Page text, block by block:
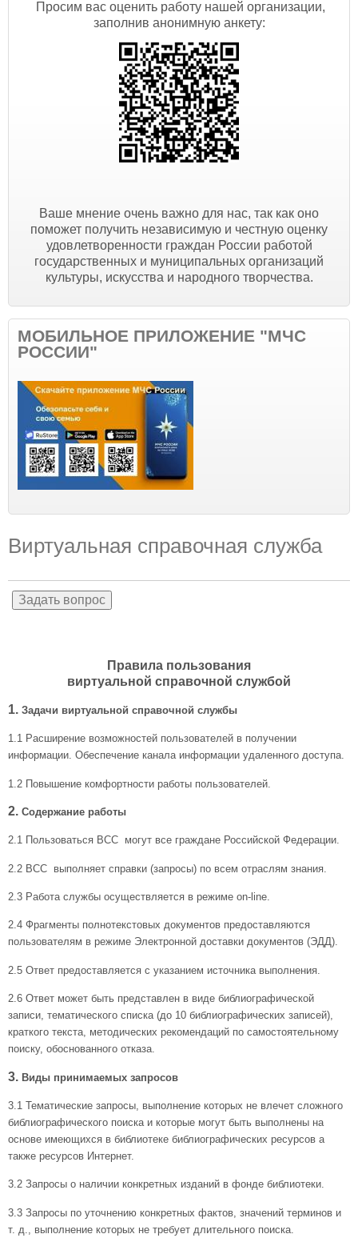
Просим вас оценить работу нашей организации,
заполнив анонимную анкету:
Ваше мнение очень важно для нас, так как оно
поможет получить независимую и честную оценку
удовлетворенности граждан России работой
государственных и муниципальных организаций
культуры, искусства и народного творчества.
МОБИЛЬНОЕ ПРИЛОЖЕНИЕ "МЧС
РОССИИ"
Виртуальная справочная служба
Правила пользования
виртуальной справочной службой
1. Задачи виртуальной справочной службы
1.1 Расширение возможностей пользователей в получении
информации. Обеспечение канала информации удаленного доступа.
1.2 Повышение комфортности работы пользователей.
2. Содержание работы
2.1 Пользоваться ВСС могут все граждане Российской Федерации.
2.2 ВСС выполняет справки (запросы) по всем отраслям знания.
2.3 Работа службы осуществляется в режиме on-line.
2.4 Фрагменты полнотекстовых документов предоставляются
пользователям в режиме Электронной доставки документов (ЭДД).
2.5 Ответ предоставляется с указанием источника выполнения.
2.6 Ответ может быть представлен в виде библиографической
записи, тематического списка (до 10 библиографических записей),
краткого текста, методических рекомендаций по самостоятельному
поиску, обоснованного отказа.
3. Виды принимаемых запросов
3.1 Тематические запросы, выполнение которых не влечет сложного
библиографического поиска и которые могут быть выполнены на
основе имеющихся в библиотеке библиографических ресурсов а
также ресурсов Интернет.
3.2 Запросы о наличии конкретных изданий в фонде библиотеки.
3.3 Запросы по уточнению конкретных фактов, значений терминов и
т. д., выполнение которых не требует длительного поиска.